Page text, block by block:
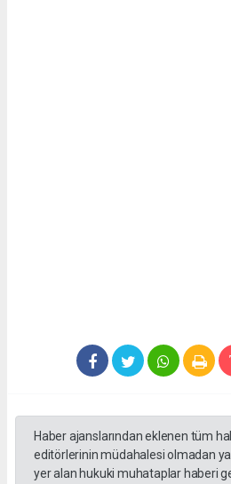
Haber ajanslarından eklenen tüm
editörlerinin müdahalesi olmadan
yer alan hukuki muhataplar haberi